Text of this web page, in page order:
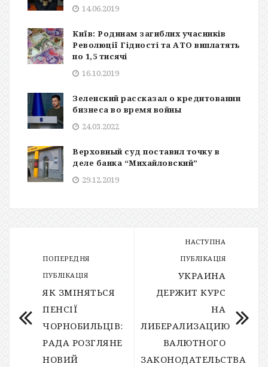
14.06.2019
Київ: Родинам загиблих учасників
Революції Гідності та АТО виплатять
по 1,5 тисячі
16.10.2019
Зеленский рассказал о кредитовании
бизнеса во время войны
24.03.2022
Верховный суд поставил точку в
деле банка “Михайловский”
29.12.2019
ПОПЕРЕДНЯ
ПУБЛІКАЦІЯ
ЯК ЗМІНЯТЬСЯ
ПЕНСІЇ
ЧОРНОБИЛЬЦІВ:
РАДА РОЗГЛЯНЕ
НОВИЙ
НАСТУПНА
ПУБЛІКАЦІЯ
УКРАИНА
ДЕРЖИТ КУРС
НА
ЛИБЕРАЛИЗАЦИЮ
ВАЛЮТНОГО
ЗАКОНОДАТЕЛЬСТВА